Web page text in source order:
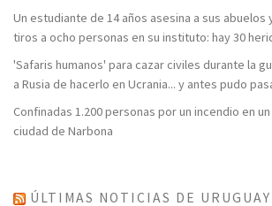
Un estudiante de 14 años asesina a sus abuelos
tiros a ocho personas en su instituto: hay 30
'Safaris humanos' para cazar civiles durante la
a Rusia de hacerlo en Ucrania... y antes pudo
Confinadas 1.200 personas por un incendio en
ciudad de Narbona
ÚLTIMAS NOTICIAS DE URUGUAY